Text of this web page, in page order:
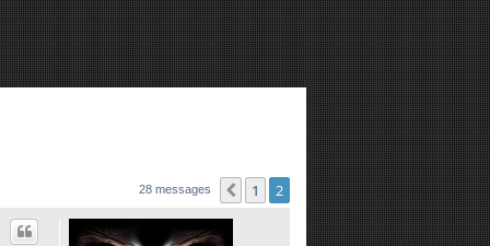
28 messages Précédente
1 2